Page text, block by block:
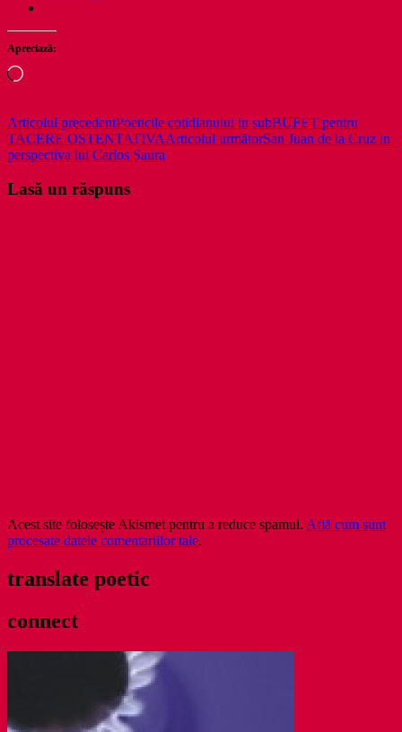
Apreciază:
Încarc...
Navigare
în
Articolul precedentPoeticile cotidianului in subBUFET pentru
TACERE OSTENTATIVAArticolul următorSan Juan de la Cruz in
perspectiva lui Carlos Saura
Lasă un răspuns
Acest site folosește Akismet pentru a reduce spamul. Află cum sunt
procesate datele comentariilor tale.
translate poetic
connect